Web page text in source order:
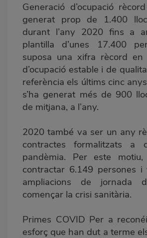
Generació d’ocupació
generat prop de 1.400
durant l’any 2020 fins a
plantilla d’unes 17.400
suposa una xifra rècord en
d’ocupació estable i de
referència els últims cinc
s’ha generat més de 900
de mitjana, a l’any.
2020 també va ser un any
contractes formalitzats a
pandèmia. Per este
contractar 6.149 persones
ampliacions de jornada
començar la crisi sanitària.
Primes COVID Per a
esforç que han dut a terme